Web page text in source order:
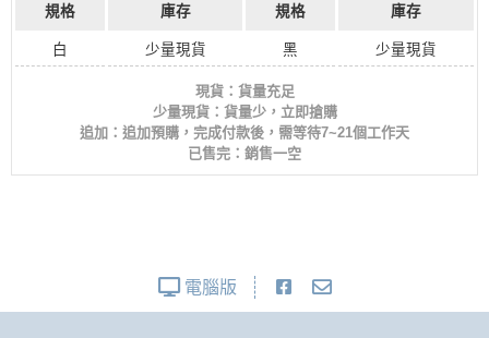
規格 庫存 規格 庫存
白 少量現貨 黑 少量現貨
現貨：貨量充足
少量現貨：貨量少，立即搶購
追加：追加預購，完成付款後，需等待7~21個工作天
已售完：銷售一空
電腦版